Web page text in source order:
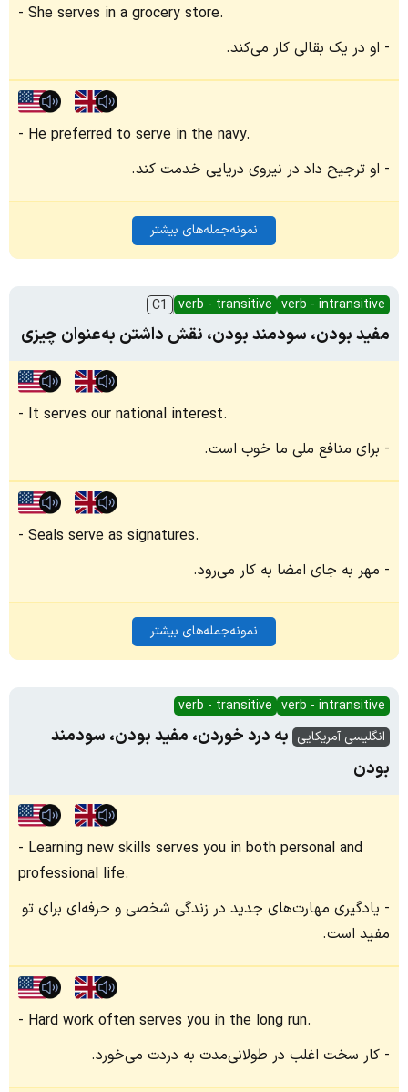
She serves in a grocery store.
او در یک بقالی کار می‌کند.
He preferred to serve in the navy.
او ترجیح داد در نیروی دریایی خدمت کند.
نمونه‌جمله‌های بیشتر
verb - intransitive
verb - transitive
C1
مفید بودن، سودمند بودن، نقش داشتن به‌عنوان چیزی
It serves our national interest.
برای منافع ملی ما خوب است.
Seals serve as signatures.
مهر به جای امضا به کار می‌رود.
نمونه‌جمله‌های بیشتر
verb - intransitive
verb - transitive
انگلیسی آمریکایی به درد خوردن، مفید بودن، سودمند
بودن
Learning new skills serves you in both personal and
professional life.
یادگیری مهارت‌های جدید در زندگی شخصی و حرفه‌ای برای تو
مفید است.
Hard work often serves you in the long run.
کار سخت اغلب در طولانی‌مدت به دردت می‌خورد.